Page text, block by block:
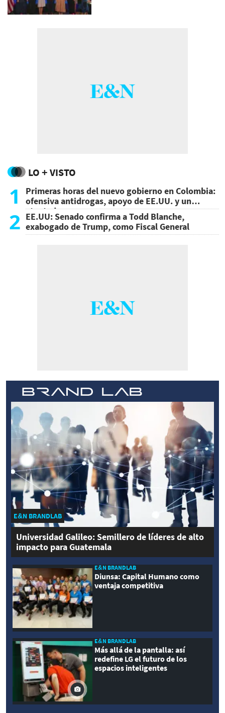
LO + VISTO
1
Primeras horas del nuevo gobierno en Colombia:
ofensiva antidrogas, apoyo de EE.UU. y un
atentado
2 EE.UU: Senado confirma a Todd Blanche,
exabogado de Trump, como Fiscal General
E&N BRANDLAB
Universidad Galileo: Semillero de líderes de alto
impacto para Guatemala
E&N BRANDLAB
Diunsa: Capital Humano como
ventaja competitiva
E&N BRANDLAB
Más allá de la pantalla: así
redefine LG el futuro de los
espacios inteligentes